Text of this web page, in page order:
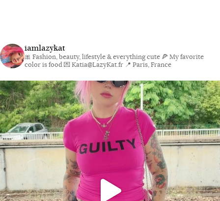
iamlazykat
🎀 Fashion, beauty, lifestyle & everything cute 🍕 My favorite
color is food💌 Katia@LazyKat.fr 📍 Paris, France